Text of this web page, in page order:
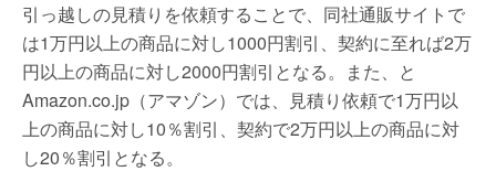
引っ越しの見積りを依頼することで、同社通販サイトで
は1万円以上の商品に対し1000円割引、契約に至れば2万
円以上の商品に対し2000円割引となる。また、と
Amazon.co.jp（アマゾン）では、見積り依頼で1万円以
上の商品に対し10％割引、契約で2万円以上の商品に対
し20％割引となる。